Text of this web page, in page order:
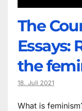
The
Essays:
the
18. Juli 2021
What is